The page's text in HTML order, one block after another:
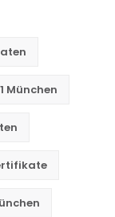
München